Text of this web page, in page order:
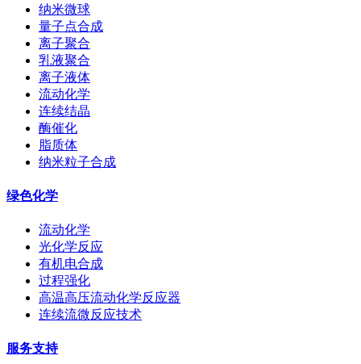
纳米微球
量子点合成
离子聚合
乳液聚合
离子液体
流动化学
连续结晶
酶催化
脂质体
纳米粒子合成
绿色化学
流动化学
光化学反应
有机电合成
过程强化
高温高压流动化学反应器
连续流微反应技术
服务支持